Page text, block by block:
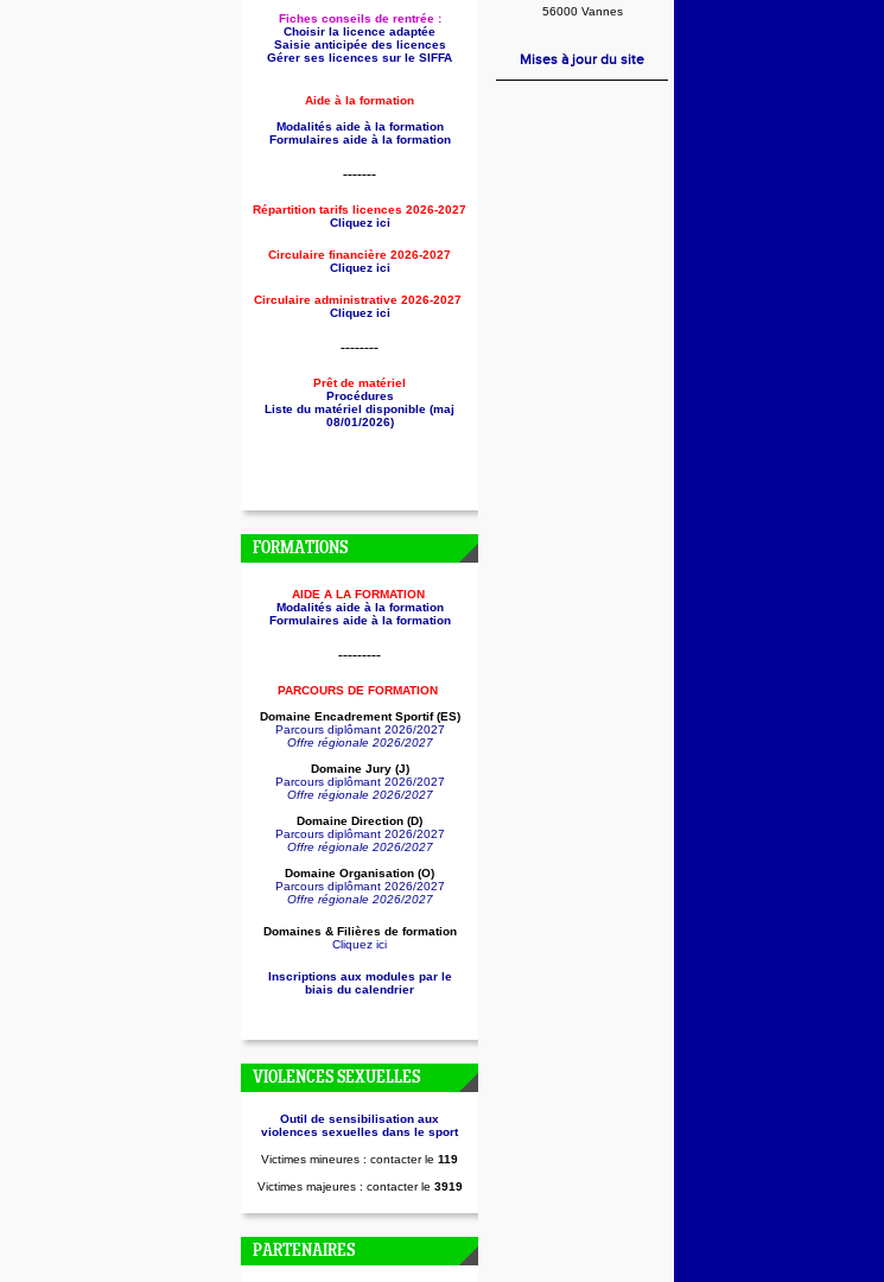
Fiches conseils de rentrée :
Choisir la licence adaptée
Saisie anticipée des licences
Gérer ses licences sur le SIFFA
Aide à la formation
Modalités aide à la formation
Formulaires aide à la formation
-------
Répartition tarifs licences 2026-2027
Cliquez ici
Circulaire financière 2026-2027
Cliquez ici
Circulaire administrative 2026-2027
Cliquez ici
--------
Prêt de matériel
Procédures
Liste du matériel disponible (maj
08/01/2026)
FORMATIONS
AIDE A LA FORMATION
Modalités aide à la formation
Formulaires aide à la formation
---------
PARCOURS DE FORMATION
Domaine Encadrement Sportif (ES)
Parcours diplômant 2026/2027
Offre régionale 2026/2027
Domaine Jury (J)
Parcours diplômant 2026/2027
Offre régionale 2026/2027
Domaine Direction (D)
Parcours diplômant 2026/2027
Offre régionale 2026/2027
Domaine Organisation (O)
Parcours diplômant 2026/2027
Offre régionale 2026/2027
Domaines & Filières de formation
Cliquez ici
Inscriptions aux modules par le
biais du calendrier
VIOLENCES SEXUELLES
Outil de sensibilisation aux
violences sexuelles dans le sport
Victimes mineures : contacter le 119
Victimes majeures : contacter le 3919
PARTENAIRES
56000 Vannes
Mises à jour du site